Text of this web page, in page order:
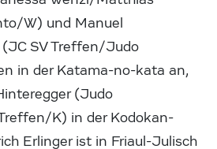
W) und Manuel
SV Treffen/Judo
in der Katama-no-kata an,
(Judo
K) in der Kodokan-
Erlinger ist in Friaul-Julisch